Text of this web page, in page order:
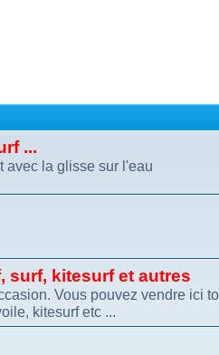
...
avec la glisse sur l'eau
surf, kitesurf et autres
Vous pouvez vendre ici
kitesurf etc ...